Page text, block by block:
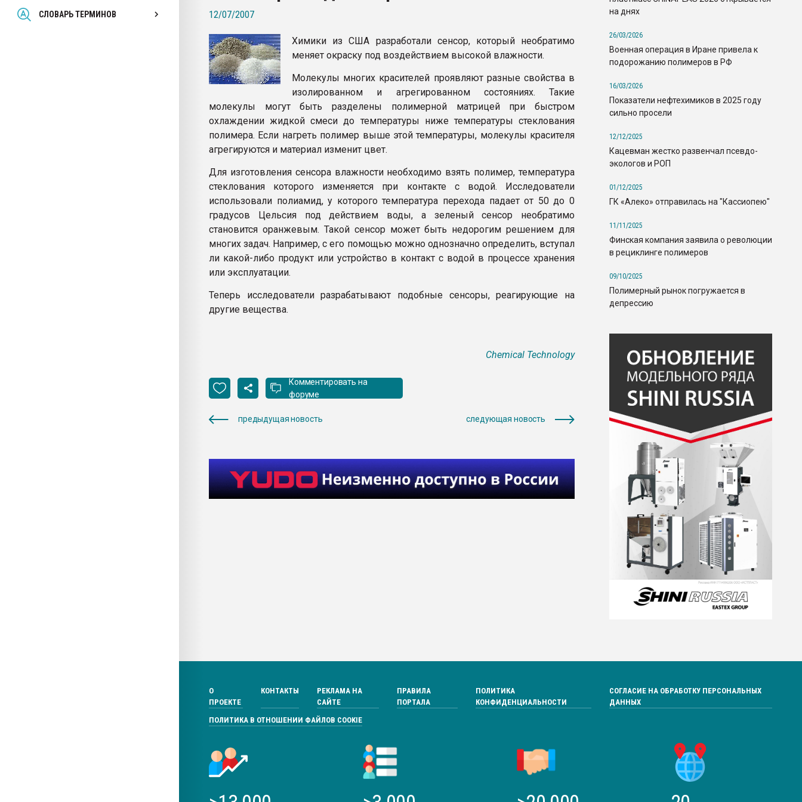
СЛОВАРЬ ТЕРМИНОВ
Всё, что касается выдува ПЭТ
бутылок
ПЕРЕЙТИ НА ФОРУМ
12/07/2007
Химики из США разработали сенсор, который необратимо
меняет окраску под воздействием высокой влажности.
Молекулы многих красителей проявляют разные свойства в
изолированном и агрегированном состояниях. Такие
молекулы могут быть разделены полимерной матрицей при быстром
охлаждении жидкой смеси до температуры ниже температуры стеклования
полимера. Если нагреть полимер выше этой температуры, молекулы красителя
агрегируются и материал изменит цвет.
Для изготовления сенсора влажности необходимо взять полимер, температура
стеклования которого изменяется при контакте с водой. Исследователи
использовали полиамид, у которого температура перехода падает от 50 до 0
градусов Цельсия под действием воды, а зеленый сенсор необратимо
становится оранжевым. Такой сенсор может быть недорогим решением для
многих задач. Например, с его помощью можно однозначно определить, вступал
ли какой-либо продукт или устройство в контакт с водой в процессе хранения
или эксплуатации.
Теперь исследователи разрабатывают подобные сенсоры, реагирующие на
другие вещества.
Chemical Technology
Комментировать на
форуме
предыдущая новость следующая новость
на днях
26/03/2026
Военная операция в Иране привела к
подорожанию полимеров в РФ
16/03/2026
Показатели нефтехимиков в 2025 году
сильно просели
12/12/2025
Кацевман жестко развенчал псевдо-
экологов и РОП
01/12/2025
ГК «Алеко» отправилась на "Кассиопею"
11/11/2025
Финская компания заявила о революции
в рециклинге полимеров
09/10/2025
Полимерный рынок погружается в
депрессию
О
ПРОЕКТЕ
КОНТАКТЫ
РЕКЛАМА НА
САЙТЕ
ПРАВИЛА
ПОРТАЛА
ПОЛИТИКА
КОНФИДЕНЦИАЛЬНОСТИ
СОГЛАСИЕ НА ОБРАБОТКУ ПЕРСОНАЛЬНЫХ
ДАННЫХ
ПОЛИТИКА В ОТНОШЕНИИ ФАЙЛОВ COOKIE